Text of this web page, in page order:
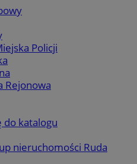
Policji
Rejonowa
do katalogu
nieruchomości Ruda